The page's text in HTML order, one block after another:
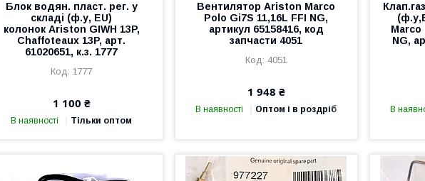
Блок водян. пласт. рег. у
складі (ф.у, EU)
колонок Ariston GIWH 13P,
Chaffoteaux 13P, арт.
61020651, к.з. 1777
1777
1 100 ₴
В наявності Тільки оптом
Вентилятор Ariston Marco
Polo Gi7S 11,16L FFI NG,
артикул 65158416, код
запчасти 4051
4051
1 948 ₴
В наявності Оптом і в роздріб
Marco
NG,
В